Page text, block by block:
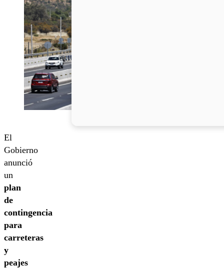
El
Gobierno
anunció
un
plan
de
contingencia
para
carreteras
y
peajes